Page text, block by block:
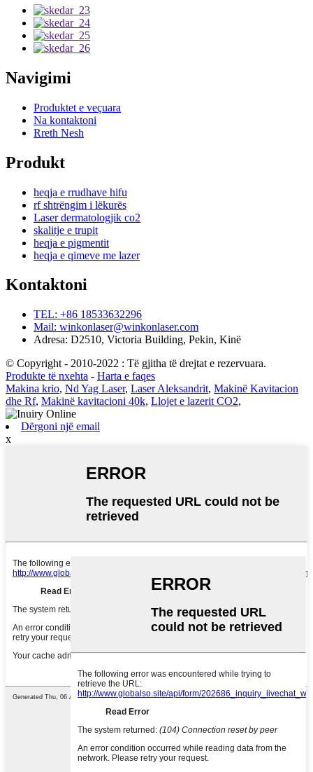
Navigimi
Produktet e veçuara
Na kontaktoni
Rreth Nesh
Produkt
heqja e rrudhave hifu
rf shtrëngim i lëkurës
Laser dermatologjik co2
skalitje e trupit
heqja e pigmentit
heqja e qimeve me lazer
Kontaktoni
TEL: +86 18533632296
Mail: winkonlaser@winkonlaser.com
Adresa: D2510, Victoria Building, Pekin, Kinë
© Copyright - 2010-2022 : Të gjitha të drejtat e rezervuara.
Produkte të nxehta - Harta e faqes
Makina krio, Nd Yag Laser, Laser Aleksandrit, Makinë Kavitacion
dhe Rf, Makinë kavitacioni 40k, Llojet e lazerit CO2,
Dërgoni një email
x